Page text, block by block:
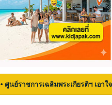
• ศูนย์ราชการเฉลิมพระเกียรติฯ เอา